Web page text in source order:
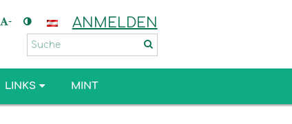
- ANMELDEN
LINKS MINT